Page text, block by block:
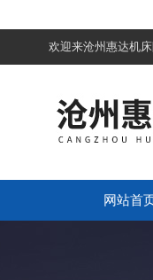
欢迎来沧州惠达机
网站首